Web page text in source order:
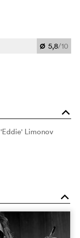
Ø 5,8/10
o
Limonov
o